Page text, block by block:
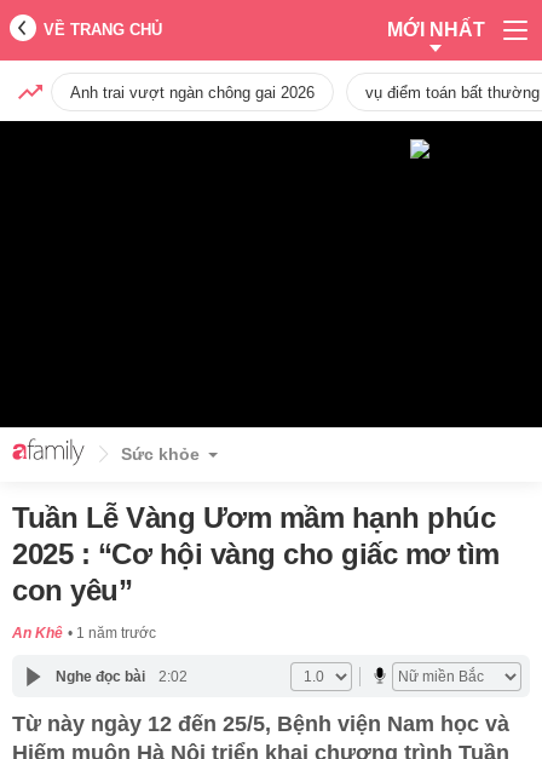
VỀ TRANG CHỦ MỚI NHẤT
Anh trai vượt ngàn chông gai 2026 vụ điểm toán bất
Sức khỏe
Tuần Lễ Vàng Ươm mầm hạnh phúc
2025 : “Cơ hội vàng cho giấc mơ tìm
con yêu”
An Khê 1 năm trước
Nghe đọc bài 2:02
Từ này ngày 12 đến 25/5, Bệnh viện Nam học và
Hiếm muộn Hà Nội triển khai chương trình Tuần